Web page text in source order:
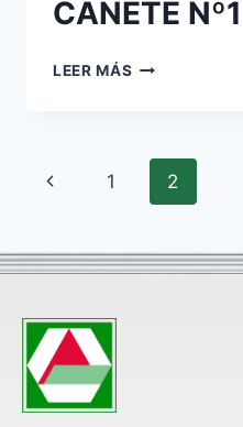
CANETE Nº1
LEER MÁS
1 2